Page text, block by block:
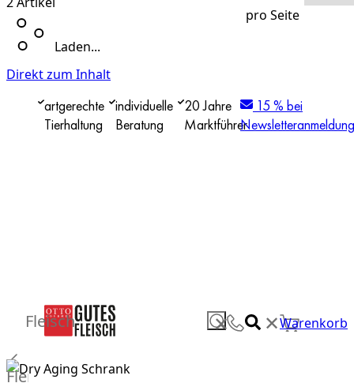
Laden...
Direkt zum Inhalt
artgerechte
Tierhaltung
individuelle
Beratung
20 Jahre
Marktführer
15 % bei
Newsletteranmeldung
✕ ✕Warenkorb
Fleisch
Fleisch
pro Seite